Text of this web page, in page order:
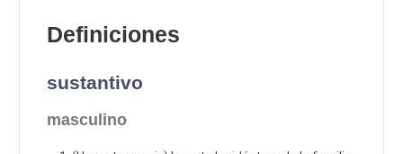
Definiciones
sustantivo
masculino